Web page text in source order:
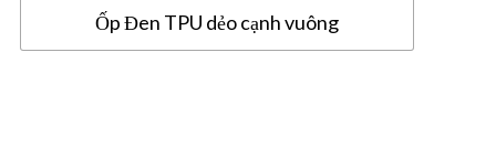
Ốp Đen TPU dẻo cạnh vuông